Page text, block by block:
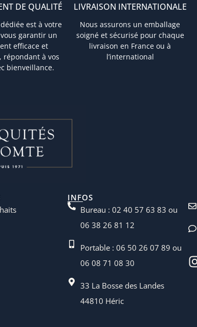
DE QUALITÉ
est à votre
garantir un
efficace et
répondant à vos
bienveillance.
LIVRAISON INTERNATIONALE
Nous assurons un emballage
soigné et sécurisé pour chaque
livraison en France ou à
l’international
INFOS
Bureau : 02 40 57 63 83 ou
06 38 26 81 12
Portable : 06 50 26 07 89 ou
06 08 71 08 30
33 La Bosse des Landes
44810 Héric